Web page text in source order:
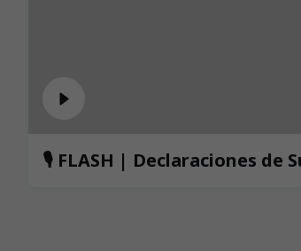
🎙️ FLASH | Declaraciones de